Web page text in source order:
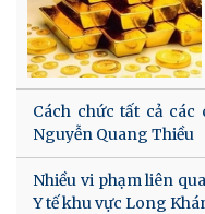
Cách chức tất cả
Nguyễn Quang Thiều
Nhiều vi phạm liên
Y tế khu vực Long